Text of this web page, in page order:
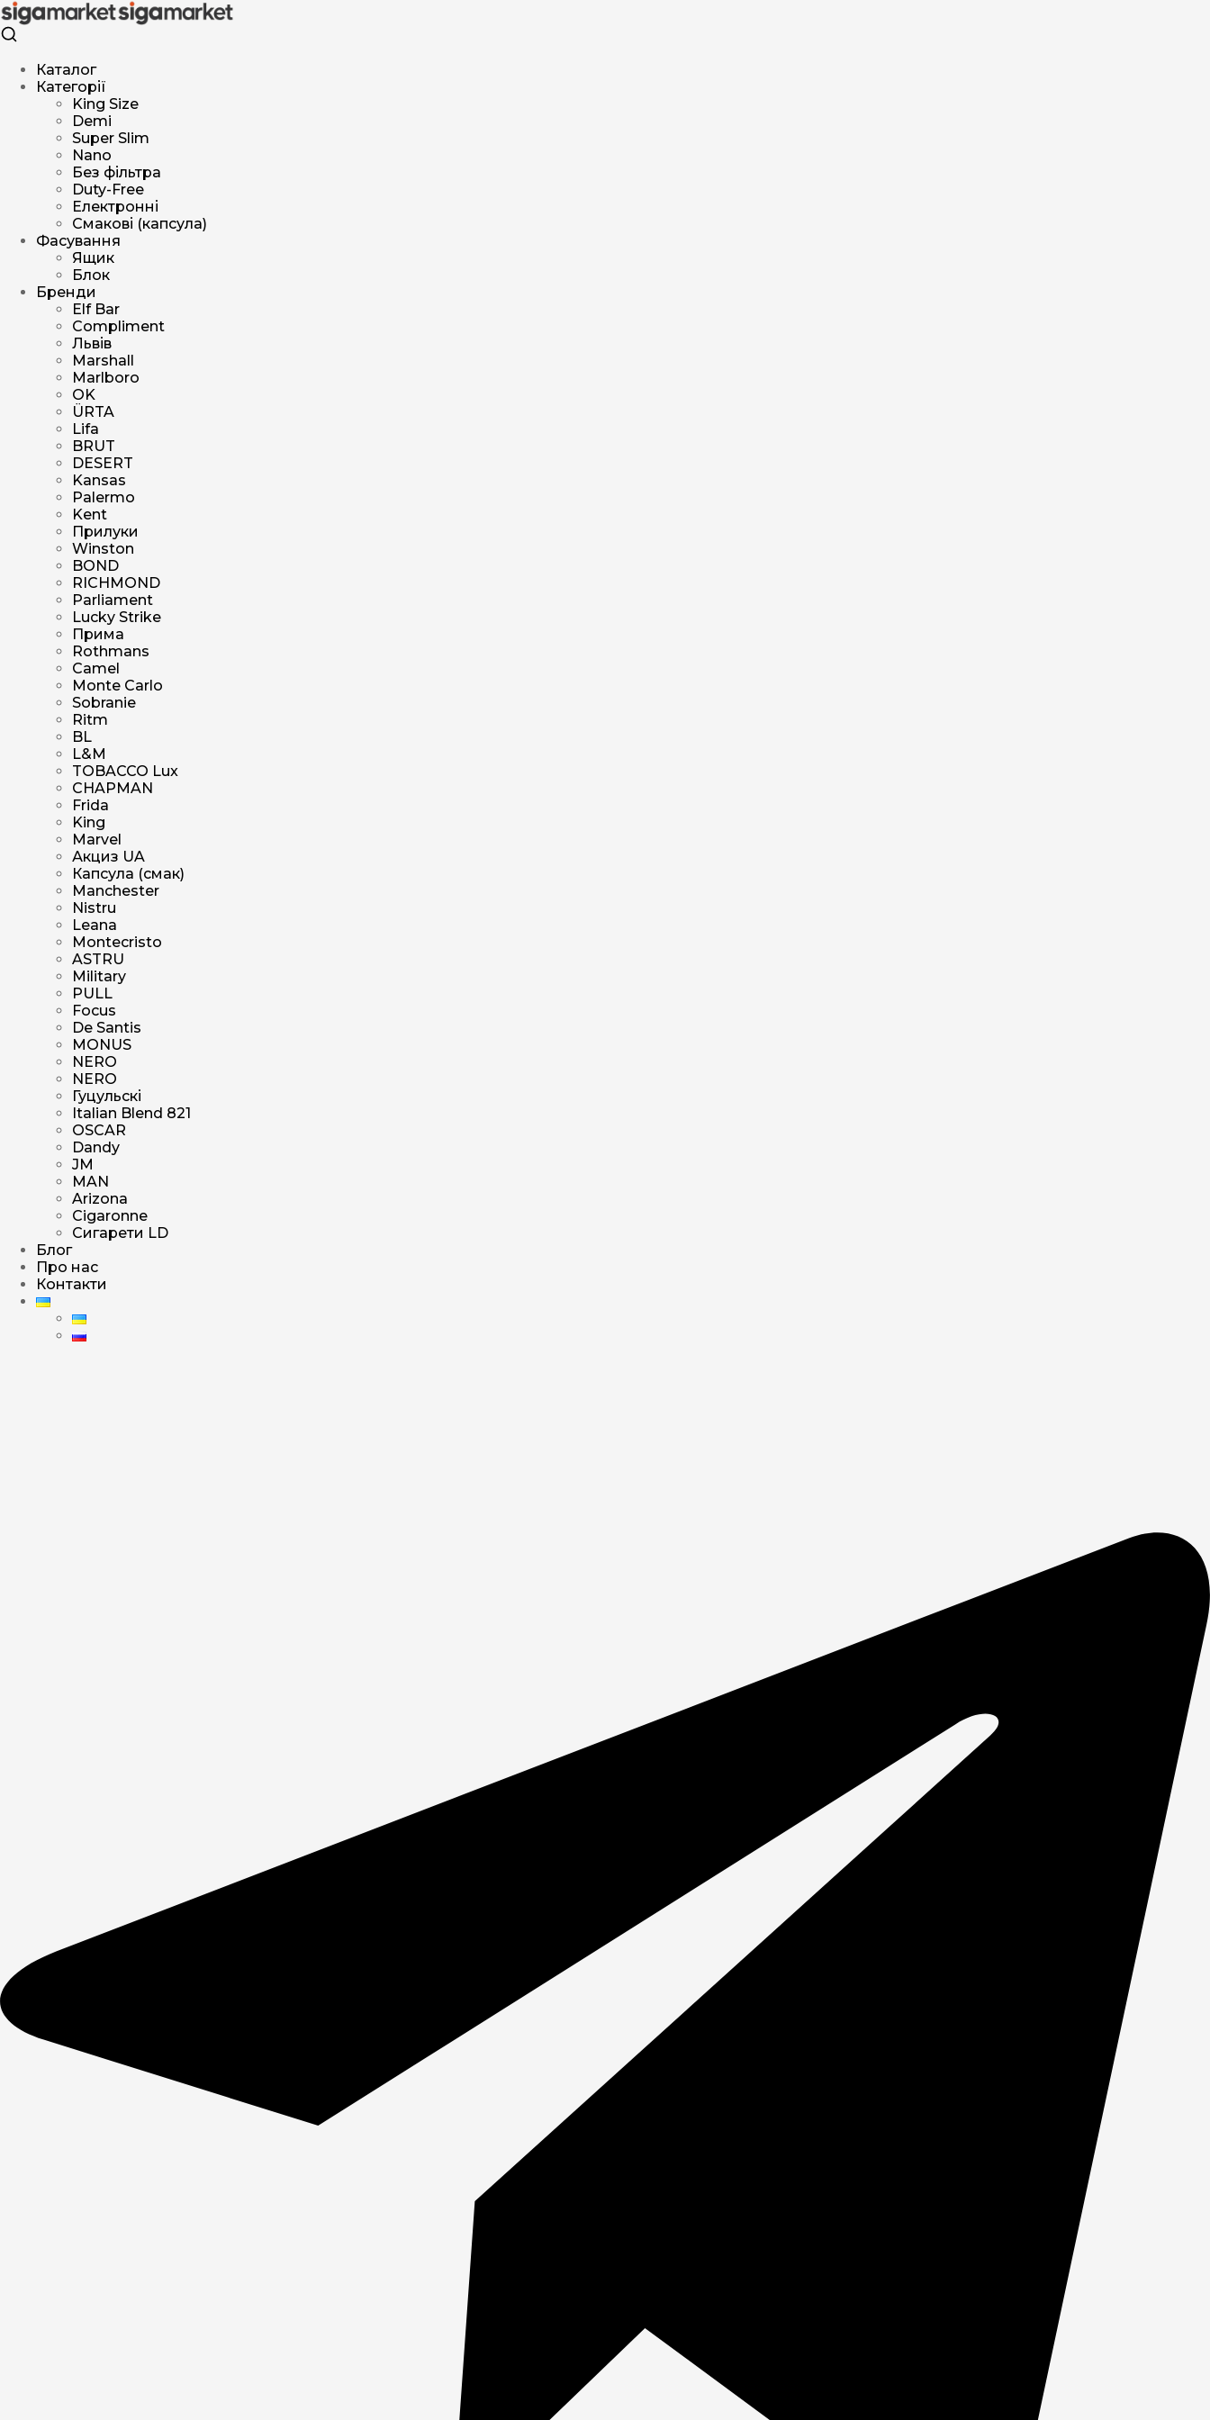
Каталог
Категорії
King Size
Demi
Super Slim
Nano
Без фільтра
Duty-Free
Електронні
Смакові (капсула)
Фасування
Ящик
Блок
Бренди
Elf Bar
Compliment
Львів
Marshall
Marlboro
OK
ÜRTA
Lifa
BRUT
DESERT
Kansas
Palermo
Kent
Прилуки
Winston
BOND
RICHMOND
Parliament
Lucky Strike
Прима
Rothmans
Camel
Monte Carlo
Sobranie
Ritm
BL
L&M
TOBACCO Lux
CHAPMAN
Frida
King
Marvel
Акциз UA
Капсула (смак)
Manchester
Nistru
Leana
Montecristo
ASTRU
Military
PULL
Focus
De Santis
MONUS
NERO
NERO
Гуцульскі
Italian Blend 821
OSCAR
Dandy
JM
MAN
Arizona
Cigaronne
Сигарети LD
Блог
Про нас
Контакти